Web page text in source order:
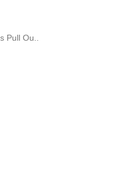
Pull Ou..